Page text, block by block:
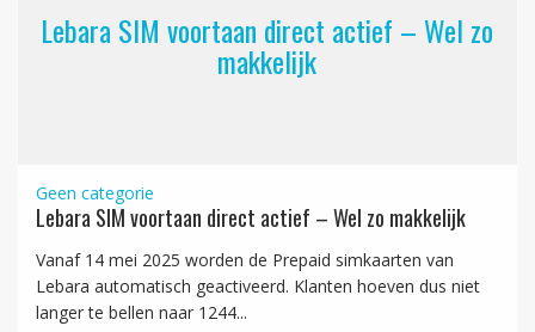
Lebara SIM voortaan direct actief – Wel zo
makkelijk
Geen categorie
Lebara SIM voortaan direct actief – Wel zo makkelijk
Vanaf 14 mei 2025 worden de Prepaid simkaarten van
Lebara automatisch geactiveerd. Klanten hoeven dus niet
langer te bellen naar 1244...